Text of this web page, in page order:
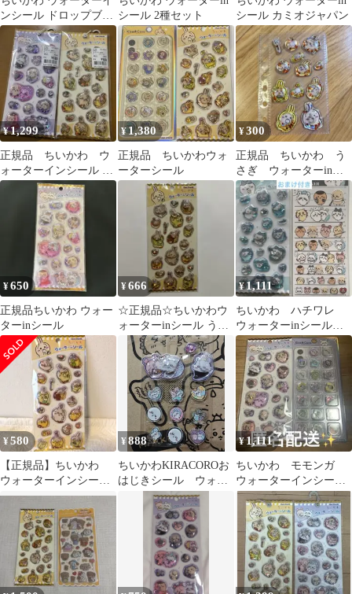
ンシール ドロップブロ
ックシール タイルシー
ル 6種
シール 2種セット
シール カミオジャパン
¥1,299
正規品 ちいかわ ウ
ォーターインシール う
さぎ MIX
¥1,380
正規品 ちいかわウォ
ーターシール
¥300
正規品 ちいかわ う
さぎ ウォーターinシ
ール 貼り替え済み
おすそ分け
¥650
正規品ちいかわ ウォー
ターinシール
¥666
‪☆正規品‪☆ちいかわウ
ォーターinシール うさ
¥1,111
ちいかわ ハチワレ
ウォーターinシール
4size STICKER おまけ
付
¥580
【正規品】ちいかわ
ウォーターインシー
ル うさぎ
¥888
ちいかわKIRACOROお
はじきシール ウォー
ターインシール お裾
分け モモンガ
¥1,111
ちいかわ モモンガ
ウォーターインシール
おはじきシールセット